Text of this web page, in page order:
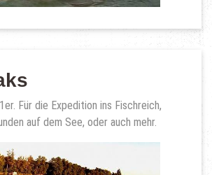
Für die Expedition ins Fischreich,
auf dem See, oder auch mehr.